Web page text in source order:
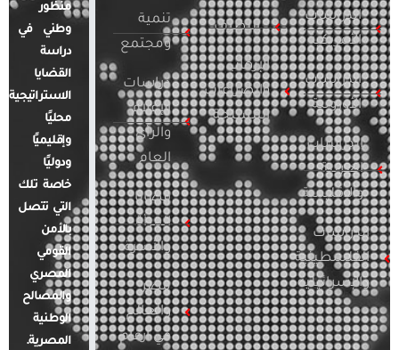
الدراسات
الأمريكية
الدراسات
الأوروبية
الدراسات
العربية
والإقليمية
الدراسات
الفلسطينية
والإسرائيلية
التطرف
الإرهاب
والصراعات
المسلحة
تنمية
ومجتمع
دراسات
الإعلام
والرأي
العام
قضايا
المرأة
والأسرة
مصر
والعالم
في أرقام
منظور
وطني في
دراسة
القضايا
الاستراتيجية
محليًا
وإقليميًا
ودوليًا
خاصة تلك
التي تتصل
بالأمن
القومي
المصري
والمصالح
الوطنية
المصرية.